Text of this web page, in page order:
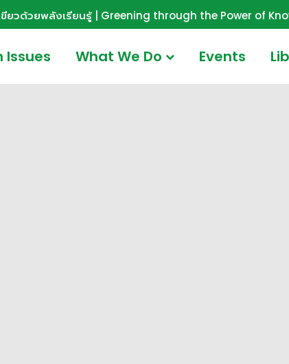
ขียวด้วยพลังเรียนรู้ | Greening through the Power of
Issues What We Do Events